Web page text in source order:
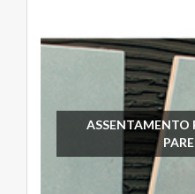
ASSENTAMENTO